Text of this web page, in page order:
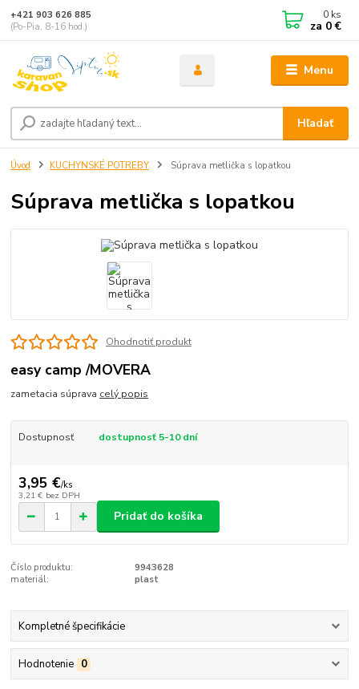
Menu
Hľadať
+421 903 626 885
(Po-Pia, 8-16 hod.)
0 ks
za 0 €
Úvod KUCHYNSKÉ POTREBY Súprava metlička s lopatkou
Súprava metlička s lopatkou
Ohodnotiť produkt
easy camp /MOVERA
zametacia súprava celý popis
Dostupnosť dostupnosť 5-10 dní
3,95 €/ks
3,21 € bez DPH
Pridať do košíka
Číslo produktu:
9943628
materiál:
plast
Kompletné špecifikácie
Hodnotenie 0